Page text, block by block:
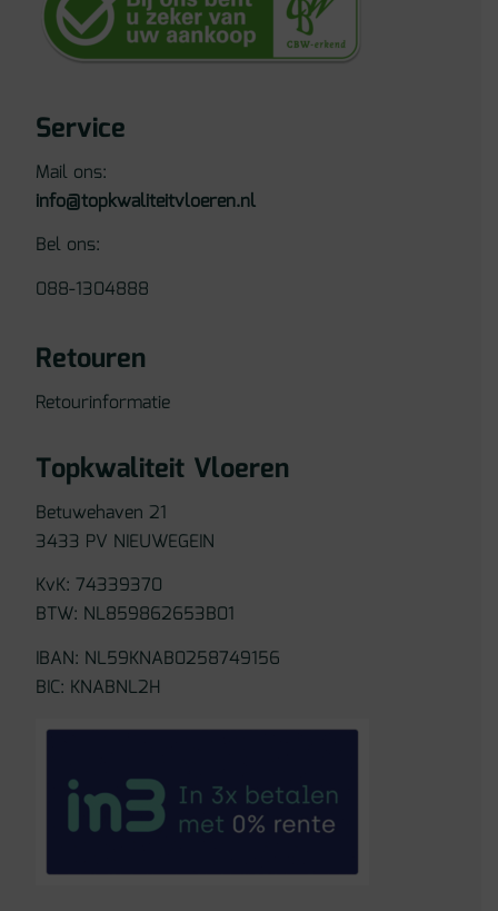
Service
Mail ons:
info@topkwaliteitvloeren.nl
Bel ons:
088-1304888
Retouren
Retourinformatie
Topkwaliteit Vloeren
Betuwehaven 21
3433 PV NIEUWEGEIN
KvK: 74339370
BTW: NL859862653B01
IBAN: NL59KNAB0258749156
BIC: KNABNL2H